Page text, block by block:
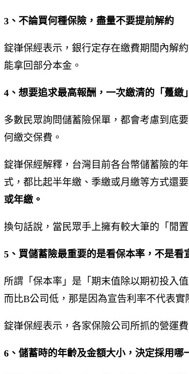
3、不論買何種保險，盡量不要提前解約
錠嵂保經表示，銀行定存在繳費期間內解
能拿回部分本金。
4、想要追求最高報酬，一次繳清的「躉繳
多數民眾詢問儲蓄險保單，都會考慮到底
何繳交保費。
錠嵂保經解釋，台灣目前各台幣儲蓄險的
式，都比起半年繳、季繳或月繳等方式還要
或年繳。
換句話說，當民眾手上擁有較大筆的「閒
5、買儲蓄險最重要的是看保本率，不是看
所謂「保本率」是「期末值除以期初投入
而比B公司低，那是因為宣告利率不代表
錠嵂保經表示，各家保險公司所抓的營運
6、儲蓄時的年齡及金額大小，決定採用哪